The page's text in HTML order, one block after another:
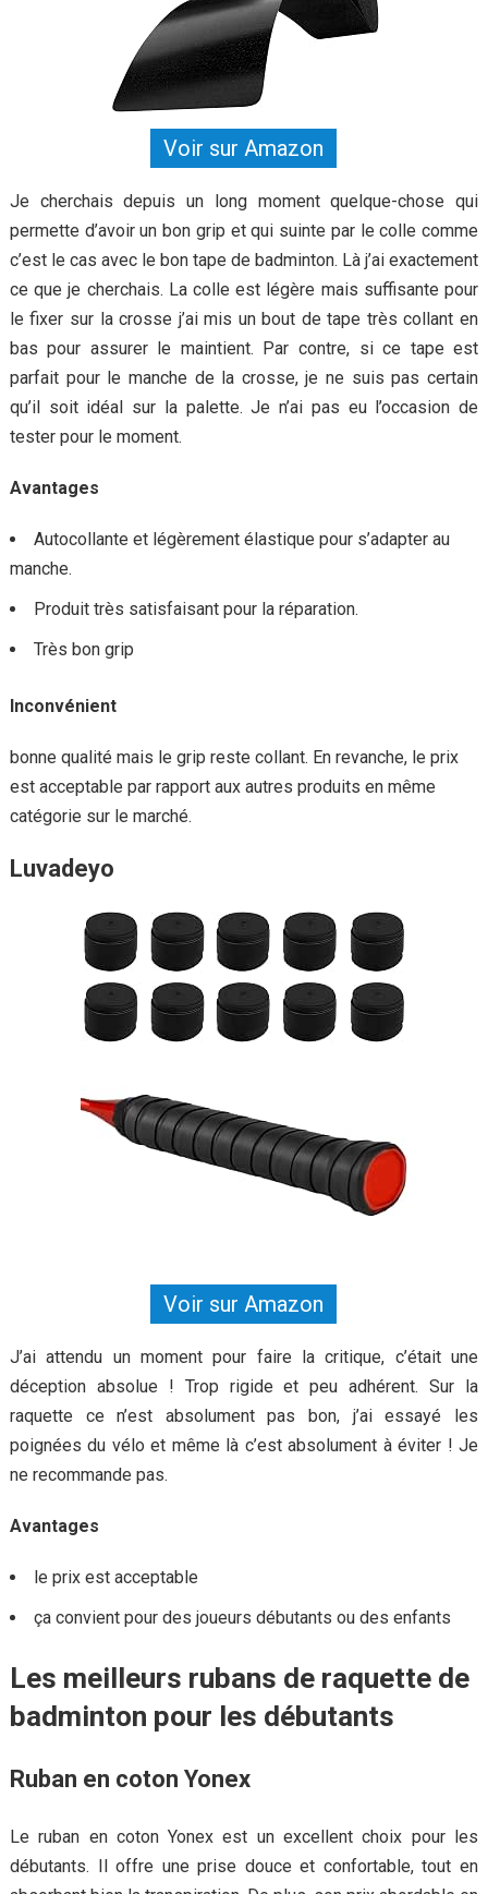
Voir sur Amazon
Je cherchais depuis un long moment quelque-chose qui
permette d’avoir un bon grip et qui suinte par le colle comme
c’est le cas avec le bon tape de badminton. Là j’ai exactement
ce que je cherchais. La colle est légère mais suffisante pour
le fixer sur la crosse j’ai mis un bout de tape très collant en
bas pour assurer le maintient. Par contre, si ce tape est
parfait pour le manche de la crosse, je ne suis pas certain
qu’il soit idéal sur la palette. Je n’ai pas eu l’occasion de
tester pour le moment.
Avantages
Autocollante et légèrement élastique pour s’adapter au
manche.
Produit très satisfaisant pour la réparation.
Très bon grip
Inconvénient
bonne qualité mais le grip reste collant. En revanche, le prix
est acceptable par rapport aux autres produits en même
catégorie sur le marché.
Luvadeyo
Voir sur Amazon
J’ai attendu un moment pour faire la critique, c’était une
déception absolue ! Trop rigide et peu adhérent. Sur la
raquette ce n’est absolument pas bon, j’ai essayé les
poignées du vélo et même là c’est absolument à éviter ! Je
ne recommande pas.
Avantages
le prix est acceptable
ça convient pour des joueurs débutants ou des enfants
Les meilleurs rubans de raquette de
badminton pour les débutants
Ruban en coton Yonex
Le ruban en coton Yonex est un excellent choix pour les
débutants. Il offre une prise douce et confortable, tout en